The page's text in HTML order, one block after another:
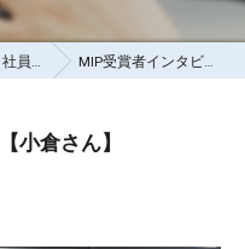
社員ブログ MIP受賞者インタビュー！【小倉さん】
小倉さん】